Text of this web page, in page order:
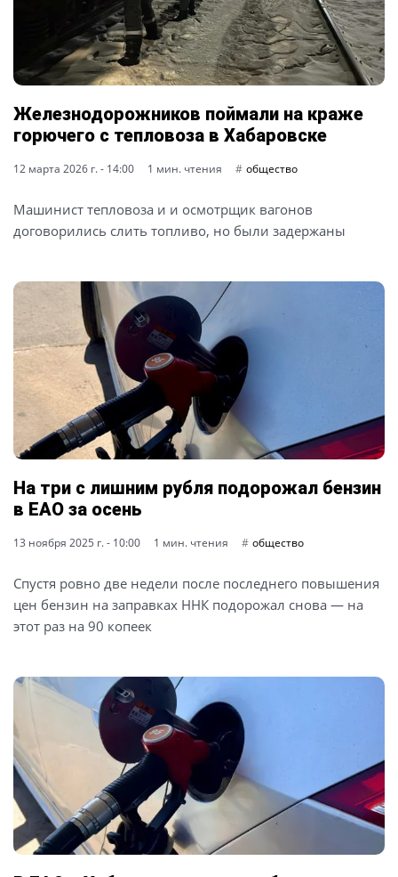
Железнодорожников поймали на краже
горючего с тепловоза в Хабаровске
12 марта 2026 г. - 14:00 1 мин. чтения общество
Машинист тепловоза и и осмотрщик вагонов
договорились слить топливо, но были задержаны
На три с лишним рубля подорожал бензин
в ЕАО за осень
13 ноября 2025 г. - 10:00 1 мин. чтения общество
Спустя ровно две недели после последнего повышения
цен бензин на заправках ННК подорожал снова — на
этот раз на 90 копеек